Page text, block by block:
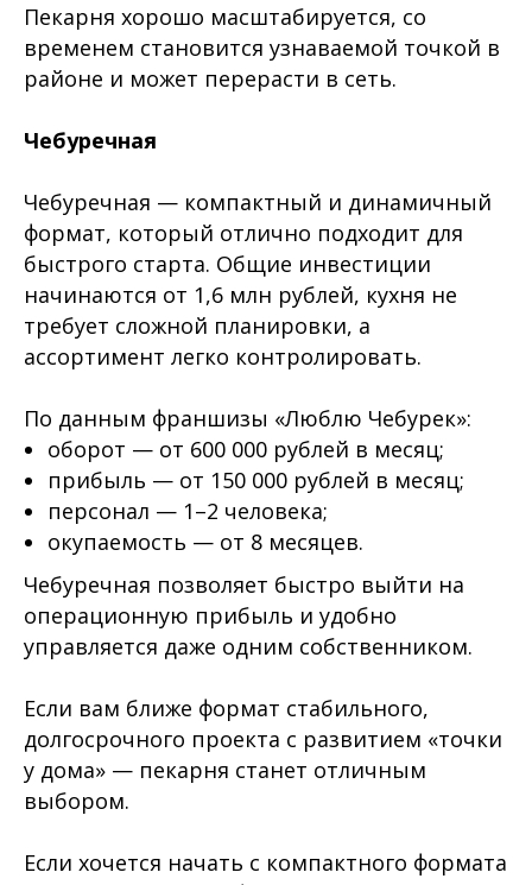
Пекарня хорошо масштабируется, со
временем становится узнаваемой точкой в
районе и может перерасти в сеть.
Чебуречная
Чебуречная — компактный и динамичный
формат, который отлично подходит для
быстрого старта. Общие инвестиции
начинаются от 1,6 млн рублей, кухня не
требует сложной планировки, а
ассортимент легко контролировать.
По данным франшизы «Люблю Чебурек»:
оборот — от 600 000 рублей в месяц;
прибыль — от 150 000 рублей в месяц;
персонал — 1–2 человека;
окупаемость — от 8 месяцев.
Чебуречная позволяет быстро выйти на
операционную прибыль и удобно
управляется даже одним собственником.
Если вам ближе формат стабильного,
долгосрочного проекта с развитием «точки
у дома» — пекарня станет отличным
выбором.
Если хочется начать с компактного формата